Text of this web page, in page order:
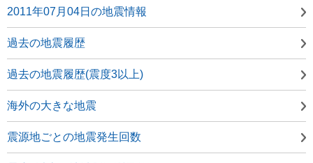
2011年07月04日の地震情報
過去の地震履歴
過去の地震履歴(震度3以上)
海外の大きな地震
震源地ごとの地震発生回数